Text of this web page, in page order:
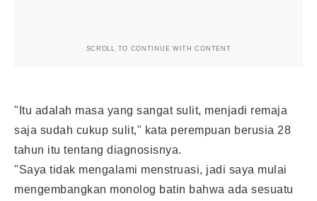
SCROLL TO CONTINUE WITH CONTENT
"Itu adalah masa yang sangat sulit, menjadi remaja
saja sudah cukup sulit," kata perempuan berusia 28
tahun itu tentang diagnosisnya.
"Saya tidak mengalami menstruasi, jadi saya mulai
mengembangkan monolog batin bahwa ada sesuatu